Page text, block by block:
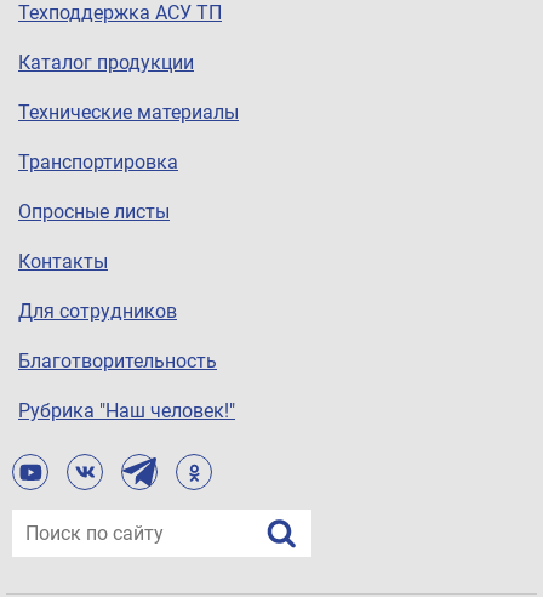
Техподдержка АСУ ТП
Каталог продукции
Технические материалы
Транспортировка
Опросные листы
Контакты
Для сотрудников
Благотворительность
Рубрика "Наш человек!"